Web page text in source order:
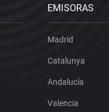
EMISORAS
Madrid
Catalunya
Andalucía
Valencia